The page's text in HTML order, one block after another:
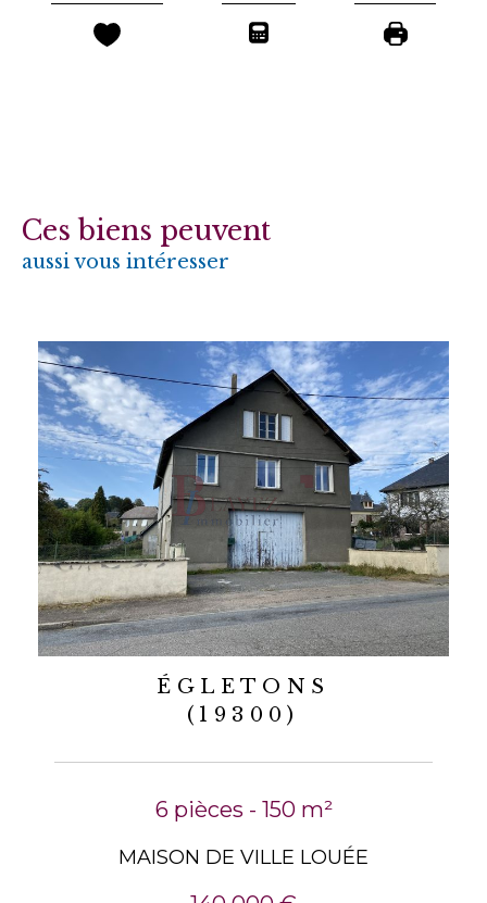
Ces biens peuvent
aussi vous intéresser
ÉGLETONS
(19300)
6 pièces - 150 m²
MAISON DE VILLE LOUÉE